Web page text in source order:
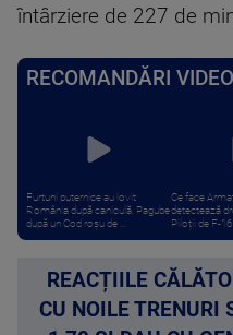
întârziere de 227 de
RECOMANDĂRI VIDEO
Furtuni puternice au lovit
România după caniculă. Pagube
după un Cod roşu de ...
Ce face
detectează
Piloții de F-16
REACȚIILE
CU NOILE TRENURI